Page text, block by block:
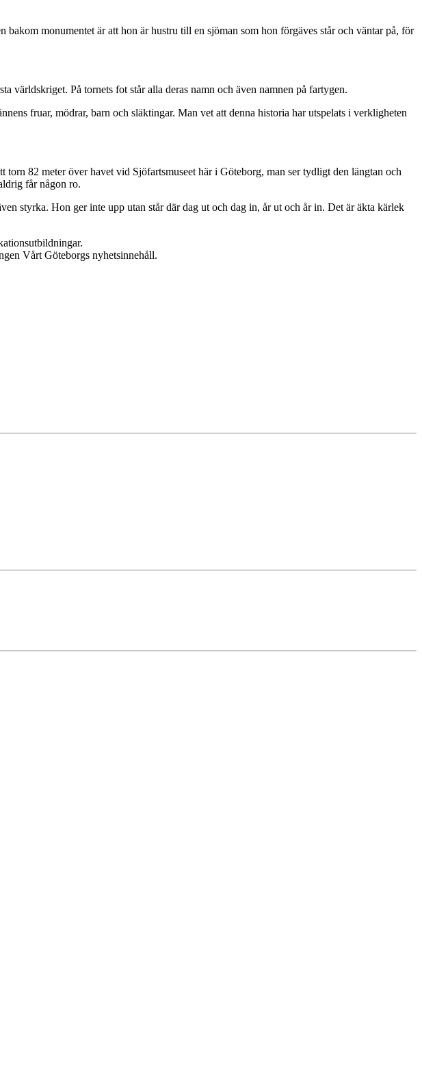
monumentet är att hon är hustru till en sjöman som hon förgäves står och väntar på, för
världskriget. På tornets fot står alla deras namn och även namnen på fartygen.
fruar, mödrar, barn och släktingar. Man vet att denna historia har utspelats i verkligheten
82 meter över havet vid Sjöfartsmuseet här i Göteborg, man ser tydligt den längtan och
får någon ro.
styrka. Hon ger inte upp utan står där dag ut och dag in, år ut och år in. Det är äkta kärlek
Vårt Göteborgs nyhetsinnehåll.